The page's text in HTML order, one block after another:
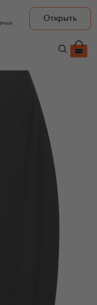
Открыть
46 050 ₽